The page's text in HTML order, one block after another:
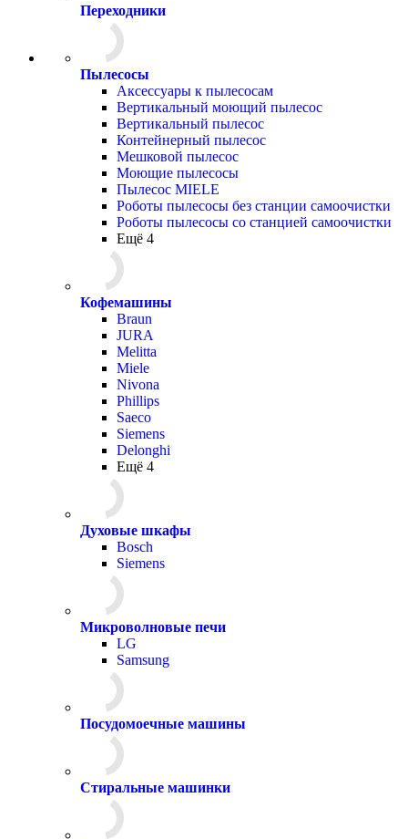
Переходники
Пылесосы
Аксессуары к пылесосам
Вертикальный моющий пылесос
Вертикальный пылесос
Контейнерный пылесос
Мешковой пылесос
Моющие пылесосы
Пылесос MIELE
Роботы пылесосы без станции самоочистки
Роботы пылесосы со станцией самоочистки
Ещё 4
Кофемашины
Braun
JURA
Melitta
Miele
Nivona
Phillips
Saeco
Siemens
Delonghi
Ещё 4
Духовые шкафы
Bosch
Siemens
Микроволновые печи
LG
Samsung
Посудомоечные машины
Стиральные машинки